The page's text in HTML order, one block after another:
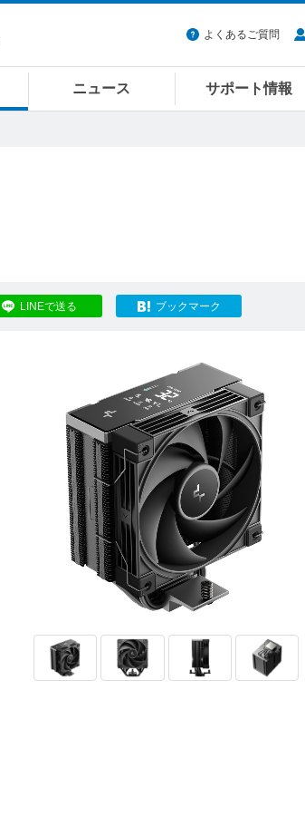
よくあるご質問
ニュース サポート情報
LINEで送る ブックマーク